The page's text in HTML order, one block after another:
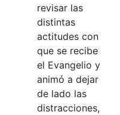
revisar las
distintas
actitudes con
que se recibe
el Evangelio y
animó a dejar
de lado las
distracciones,